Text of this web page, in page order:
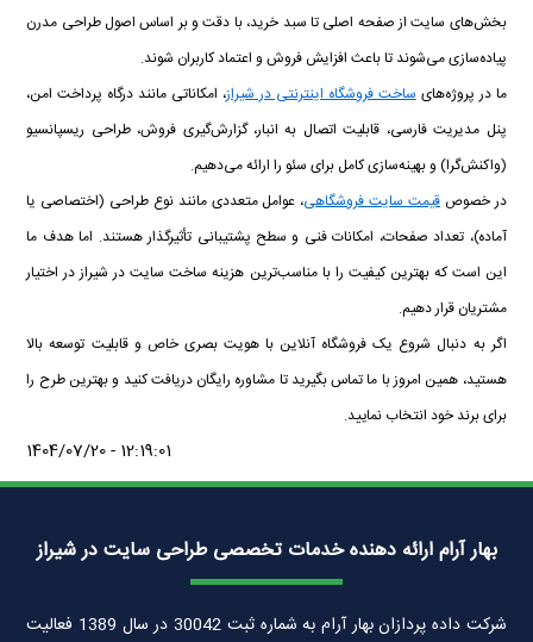
بخش‌های سایت از صفحه اصلی تا سبد خرید، با دقت و بر اساس اصول طراحی مدرن
پیاده‌سازی می‌شوند تا باعث افزایش فروش و اعتماد کاربران شوند.
ما در پروژه‌هایساخت فروشگاه اینترنتی در شیراز، امکاناتی مانند درگاه پرداخت امن،
پنل مدیریت فارسی، قابلیت اتصال به انبار، گزارش‌گیری فروش، طراحی ریسپانسیو
(واکنش‌گرا) و بهینه‌سازی کامل برای سئو را ارائه می‌دهیم.
در خصوصقیمت سایت فروشگاهی، عوامل متعددی مانند نوع طراحی (اختصاصی یا
آماده)، تعداد صفحات، امکانات فنی و سطح پشتیبانی تأثیرگذار هستند. اما هدف ما
این است که بهترین کیفیت را با مناسب‌ترین هزینه ساخت سایت در شیراز در اختیار
مشتریان قرار دهیم.
اگر به دنبال شروع یک فروشگاه آنلاین با هویت بصری خاص و قابلیت توسعه بالا
هستید، همین امروز با ما تماس بگیرید تا مشاوره رایگان دریافت کنید و بهترین طرح را
برای برند خود انتخاب نمایید.
1404/07/20 - 12:19:01
بهار آرام ارائه دهنده خدمات تخصصی طراحی سایت در شیراز
شرکت داده پردازان بهار آرام به شماره ثبت 30042 در سال 1389 فعالیت